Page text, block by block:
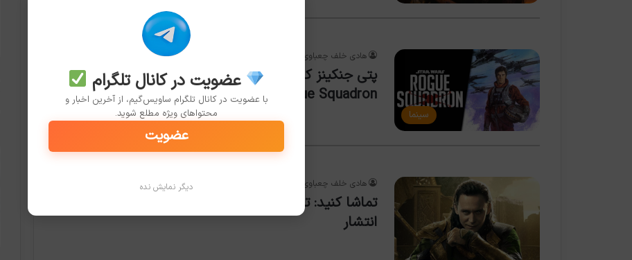
سینما
هادی خلف چعباوی
پتی جنکینز کارگردان فیلم بعدی جنگ ستارگان Star Wars
Rogue Squadron شد
هادی خلف چعباوی
انتشار
عضویت در کانال تلگرام
با عضویت در کانال تلگرام ساویس‌گیم، از آخرین اخبار و
محتواهای ویژه مطلع شوید.
عضویت
دیگر نمایش نده